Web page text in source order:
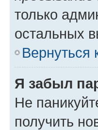
только
остальных
Вернуться
Я забыл
Не
получить